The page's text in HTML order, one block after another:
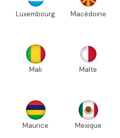
Luxembourg Macédoine
Mali Malte
Maurice Mexique